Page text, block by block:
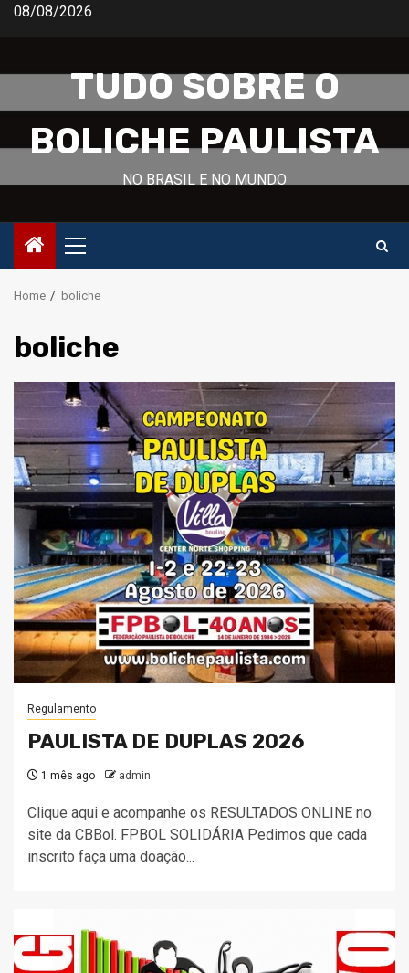
Skip08/08/2026
TUDO SOBRE O
BOLICHE PAULISTA
NO BRASIL E NO MUNDO
Primary
Menu
Home boliche
boliche
Regulamento
PAULISTA DE DUPLAS 2026
1 mês ago admin
Clique aqui e acompanhe os RESULTADOS ONLINE no
site da CBBol. FPBOL SOLIDÁRIA Pedimos que cada
inscrito faça uma doação...